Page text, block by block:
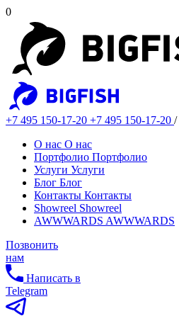
0
+7 495 150-17-20 +7 495 150-17-20 /
О нас О нас
Портфолио Портфолио
Услуги Услуги
Блог Блог
Контакты Контакты
Showreel Showreel
AWWWARDS AWWWARDS
Позвонить
нам
Написать в
Telegram